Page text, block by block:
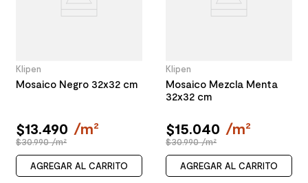
Klipen
Mosaico Negro 32x32 cm
$13.490 /m²
$30.990 /m²
AGREGAR AL CARRITO
Klipen
Mosaico Mezcla Menta
32x32 cm
$15.040 /m²
$30.990 /m²
AGREGAR AL CARRITO